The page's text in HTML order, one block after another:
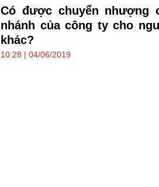
Có được chuyển nhượng
nhánh của công ty cho
khác?
10:28 | 04/06/2019